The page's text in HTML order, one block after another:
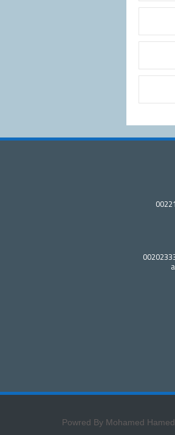
Powred By Mohamed Hamed